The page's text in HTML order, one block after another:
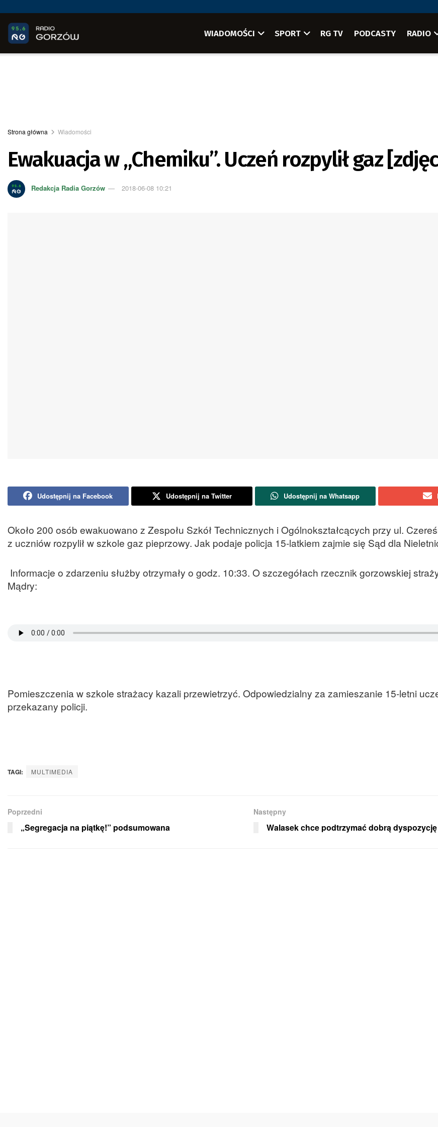
WIADOMOŚCI SPORT RG TV PODCASTY RADIO
Strona główna Wiadomości
Ewakuacja w „Chemiku”. Uczeń rozpylił gaz
Redakcja Radia Gorzów 2018-06-08 10:21
Udostępnij na Facebook Udostępnij na Twitter Udostępnij na Whatsapp
Około 200 osób ewakuowano z Zespołu Szkół Technicznych i Ogólnokształcących przy ul.
z uczniów rozpylił w szkole gaz pieprzowy. Jak podaje policja 15-latkiem zajmie się Sąd dla
Informacje o zdarzeniu służby otrzymały o godz. 10:33. O szczegółach rzecznik gorzowskiej
Mądry:
Pomieszczenia w szkole strażacy kazali przewietrzyć. Odpowiedzialny za zamieszanie 15-letni
przekazany policji.
TAGI: MULTIMEDIA
Poprzedni
„Segregacja na piątkę!” podsumowana
Następny
Walasek chce podtrzymać dobrą dyspozycję